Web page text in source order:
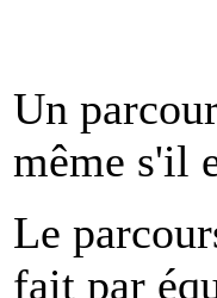
Un
même s'il
Le
fait par